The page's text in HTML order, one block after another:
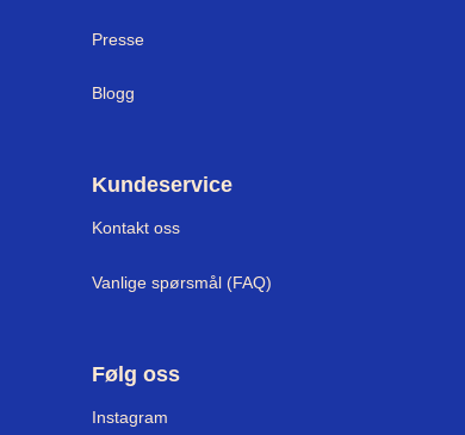
Presse
Blogg
Kundeservice
Kontakt oss
Vanlige spørsmål (FAQ)
Følg oss
Instagram